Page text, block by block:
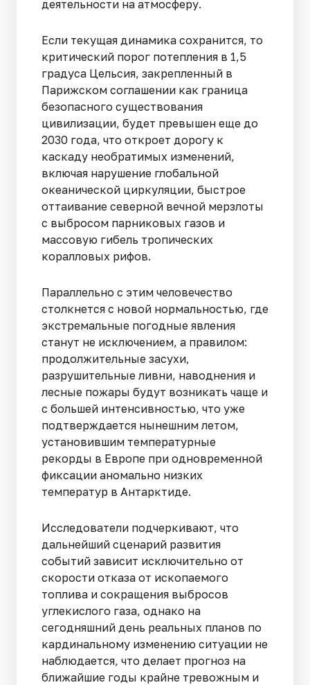
деятельности на атмосферу.
Если текущая динамика сохранится, то
критический порог потепления в 1,5
градуса Цельсия, закрепленный в
Парижском соглашении как граница
безопасного существования
цивилизации, будет превышен еще до
2030 года, что откроет дорогу к
каскаду необратимых изменений,
включая нарушение глобальной
океанической циркуляции, быстрое
оттаивание северной вечной мерзлоты
с выбросом парниковых газов и
массовую гибель тропических
коралловых рифов.
Параллельно с этим человечество
столкнется с новой нормальностью, где
экстремальные погодные явления
станут не исключением, а правилом:
продолжительные засухи,
разрушительные ливни, наводнения и
лесные пожары будут возникать чаще и
с большей интенсивностью, что уже
подтверждается нынешним летом,
установившим температурные
рекорды в Европе при одновременной
фиксации аномально низких
температур в Антарктиде.
Исследователи подчеркивают, что
дальнейший сценарий развития
событий зависит исключительно от
скорости отказа от ископаемого
топлива и сокращения выбросов
углекислого газа, однако на
сегодняшний день реальных планов по
кардинальному изменению ситуации не
наблюдается, что делает прогноз на
ближайшие годы крайне тревожным и